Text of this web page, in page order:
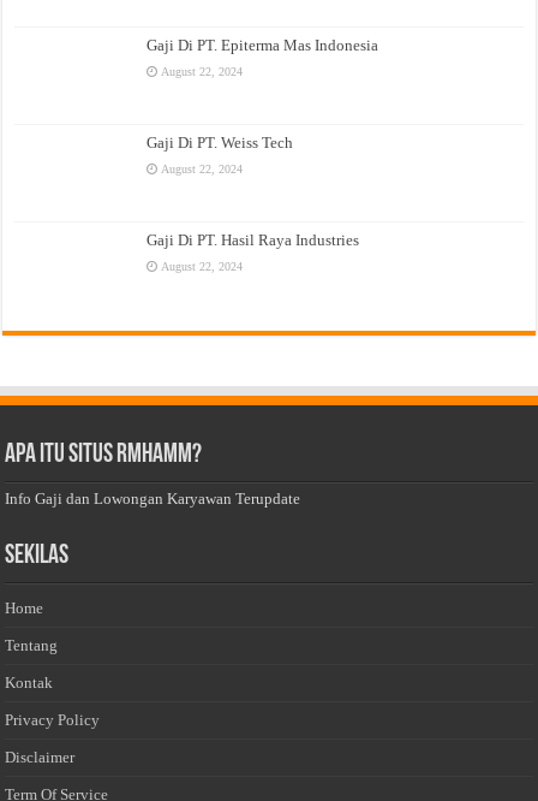
Gaji Di PT. Epiterma Mas Indonesia
August 22, 2024
Gaji Di PT. Weiss Tech
August 22, 2024
Gaji Di PT. Hasil Raya Industries
August 22, 2024
Apa Itu Situs Rmhamm?
Info Gaji dan Lowongan Karyawan Terupdate
Sekilas
Home
Tentang
Kontak
Privacy Policy
Disclaimer
Term Of Service